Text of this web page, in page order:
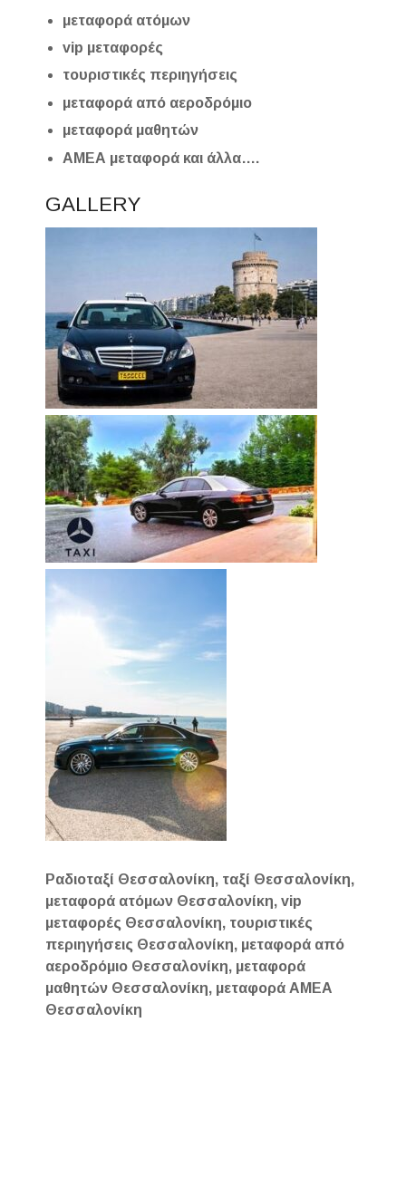
μεταφορά ατόμων
vip μεταφορές
τουριστικές περιηγήσεις
μεταφορά από αεροδρόμιο
μεταφορά μαθητών
ΑΜΕΑ μεταφορά και άλλα….
GALLERY
Ραδιοταξί Θεσσαλονίκη, ταξί Θεσσαλονίκη,
μεταφορά ατόμων Θεσσαλονίκη, vip
μεταφορές Θεσσαλονίκη, τουριστικές
περιηγήσεις Θεσσαλονίκη, μεταφορά από
αεροδρόμιο Θεσσαλονίκη, μεταφορά
μαθητών Θεσσαλονίκη, μεταφορά ΑΜΕΑ
Θεσσαλονίκη